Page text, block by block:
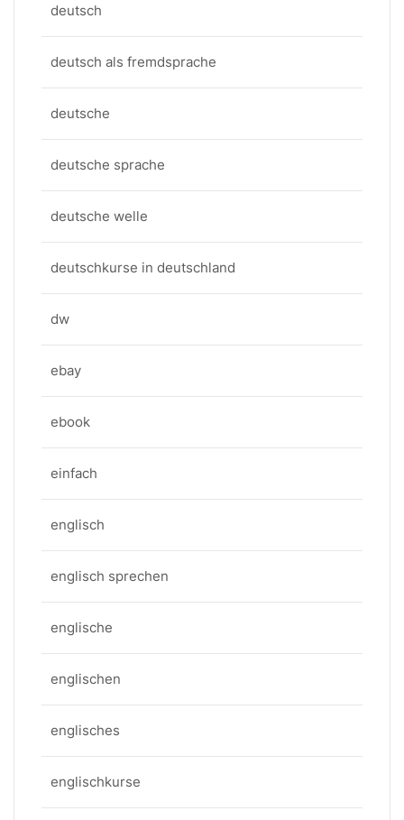
deutsch
deutsch als fremdsprache
deutsche
deutsche sprache
deutsche welle
deutschkurse in deutschland
dw
ebay
ebook
einfach
englisch
englisch sprechen
englische
englischen
englisches
englischkurse